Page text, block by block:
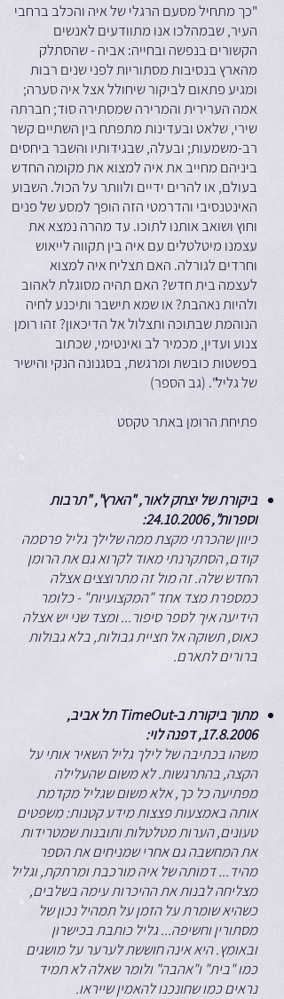
"כך מתחיל מסעם הרגלי של איה והכלב ברחבי
העיר, שבמהלכו אנו מתוודעים לאנשים
הקשורים בנפשה ובחייה: אביה - שהסתלק
מהארץ בנסיבות מסתוריות לפני שנים רבות
ומגיע פתאום לביקור שיחולל אצל איה סערה;
אמה הערירית והמרירה שמסתירה סוד; חברתה
שירי, שלאט ובעדינות מתפתח בין השתיים קשר
רב-משמעות; ובעלה, שבגידותיו והשבר ביחסים
ביניהם מחייב את איה למצוא את מקומה החדש
בעולם, או להרים ידיים ולוותר על הכול. השבוע
האינטנסיבי והדרמטי הזה הופך למסע של פנים
וחוץ ושואב אותנו לתוכו. עד מהרה נמצא את
עצמנו מיטלטלים עם איה בין תקווה לייאוש
וחרדים לגורלה. האם תצליח איה למצוא
לעצמה בית חדש? האם תהיה מסוגלת לאהוב
ולהיות נאהבת? או שמא תישבר ותיכנע לחיה
הנוהמת שבתוכה ותצלול אל הדיכאון? זהו רומן
צנוע ועדין, מכמיר לב ואינטימי, שכתוב
בפשטות כובשת ומרגשת, בסגנונה הנקי והישיר
של גליל". (גב הספר)
פתיחת הרומן באתר טקסט
ביקורת של יצחק לאור, "הארץ", "תרבות
וספרות", 24.10.2006
:
כיוון שהכרתי מקצת ממה שלילך גליל פרסמה
קודם, הסתקרנתי מאוד לקרוא גם את הרומן
החדש שלה. זה מול זה מתרוצצים אצלה
כמספרת מצד אחד "המקצועיות" - כלומר
הידיעה איך לספר סיפור... ומצד שני יש אצלה
כאוס, תשוקה אל חציית גבולות, בלא גבולות
ברורים לתארם.
מתוך ביקורת ב-TimeOut תל אביב,
17.8.2006, דפנה לוי:
משהו בכתיבה של לילך גליל השאיר אותי על
הקצה, בהתרגשות. לא משום שהעלילה
מפתיעה כל כך, אלא משום שגליל מקדמת
אותה באמצעות פצצות מידע קטנות: משפטים
טעונים, הערות מטלטלות ותובנות שמטרידות
את המחשבה גם אחרי שמניחים את הספר
מהיד... דמותה של איה מורכבת ומרתקת, וגליל
מצליחה לבנות את ההיכרות עימה בשלבים,
כשהיא שומרת על הזמן על תמהיל נכון של
מסתורין וחשיפה... גליל כותבת בכישרון
ובאומץ. היא אינה חוששת לערער על מושגים
כמו "בית" ו"אהבה" ולומר שאלה לא תמיד
נראים כמו שחונכנו להאמין שייראו.